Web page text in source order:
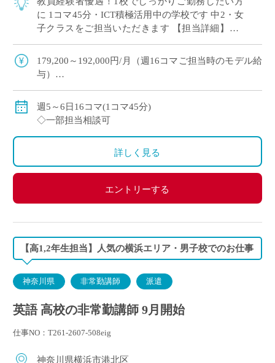
に 1コマ45分・ICT積極活用中の学校です 中2・女
子クラスをご担当いただきます 【担当詳細】中1
179,200～192,000円/月（週16コマご担当時のモデル給
与）
◇交通費別途支給
週5～6日16コマ(1コマ45分)
◇一部担当相談可
詳しく見る
エントリーする
【高1,2年生担当】人気の横浜エリア・男子校でのお仕事
神奈川県 非常勤講師 派遣
英語 高校の非常勤講師 9月開始
仕事NO：T261-2607-508eig
神奈川県横浜市港北区